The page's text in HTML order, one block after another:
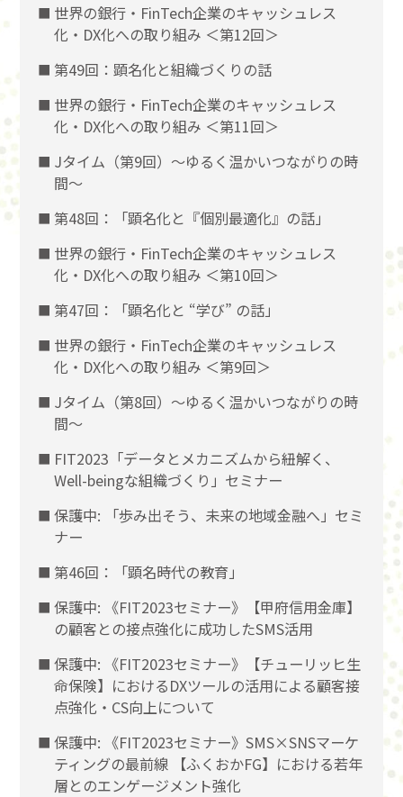
世界の銀行・FinTech企業のキャッシュレス
化・DX化への取り組み ＜第12回＞
第49回：顕名化と組織づくりの話
世界の銀行・FinTech企業のキャッシュレス
化・DX化への取り組み ＜第11回＞
Jタイム（第9回）～ゆるく温かいつながりの時
間～
第48回：「顕名化と『個別最適化』の話」
世界の銀行・FinTech企業のキャッシュレス
化・DX化への取り組み ＜第10回＞
第47回：「顕名化と “学び” の話」
世界の銀行・FinTech企業のキャッシュレス
化・DX化への取り組み ＜第9回＞
Jタイム（第8回）～ゆるく温かいつながりの時
間～
FIT2023「データとメカニズムから紐解く、
Well-beingな組織づくり」セミナー
保護中: 「歩み出そう、未来の地域金融へ」セミ
ナー
第46回：「顕名時代の教育」
保護中: 《FIT2023セミナー》【甲府信用金庫】
の顧客との接点強化に成功したSMS活用
保護中: 《FIT2023セミナー》【チューリッヒ生
命保険】におけるDXツールの活用による顧客接
点強化・CS向上について
保護中: 《FIT2023セミナー》SMS×SNSマーケ
ティングの最前線 【ふくおかFG】における若年
層とのエンゲージメント強化